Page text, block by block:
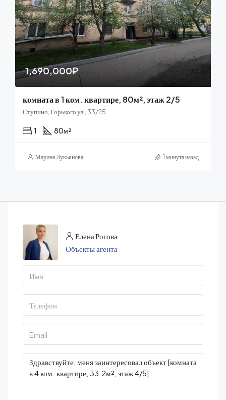
1,690,000₽
комната в 1 ком. квартире, 80м², этаж 2/5
Ступино, Горького ул., 33/25
1 80м²
Марина Лукьянова 1 минута назад
Елена Рогова
Объекты агента